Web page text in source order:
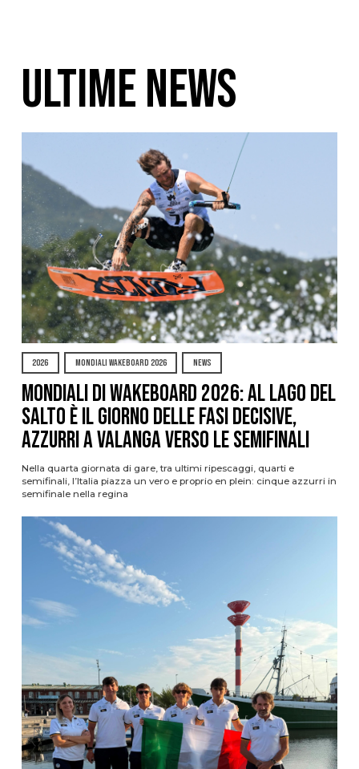
ULTIME NEWS
2026 MONDIALI WAKEBOARD 2026 NEWS
Mondiali di Wakeboard 2026: al Lago del
Salto è il giorno delle fasi decisive,
azzurri a valanga verso le semifinali
Nella quarta giornata di gare, tra ultimi ripescaggi, quarti e
semifinali, l’Italia piazza un vero e proprio en plein: cinque azzurri in
semifinale nella regina